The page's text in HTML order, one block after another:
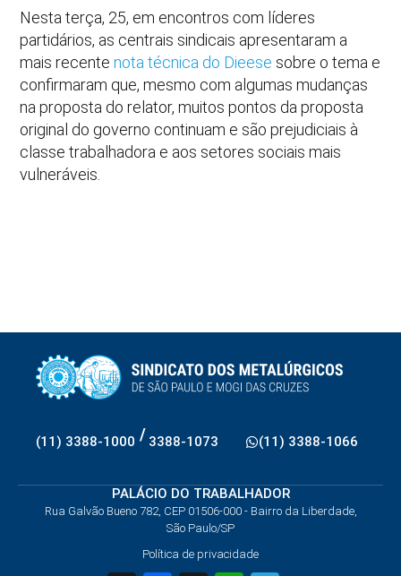
Nesta terça, 25, em encontros com líderes
partidários, as centrais sindicais apresentaram a
mais recentenota técnica do Dieese sobre o tema e
confirmaram que, mesmo com algumas mudanças
na proposta do relator, muitos pontos da proposta
original do governo continuam e são prejudiciais à
classe trabalhadora e aos setores sociais mais
vulneráveis.
(11) 3388-1000 / 3388-1073 (11) 3388-1066
PALÁCIO DO TRABALHADOR
Rua Galvão Bueno 782, CEP 01506-000 - Bairro da Liberdade,
São Paulo/SP
Política de privacidade